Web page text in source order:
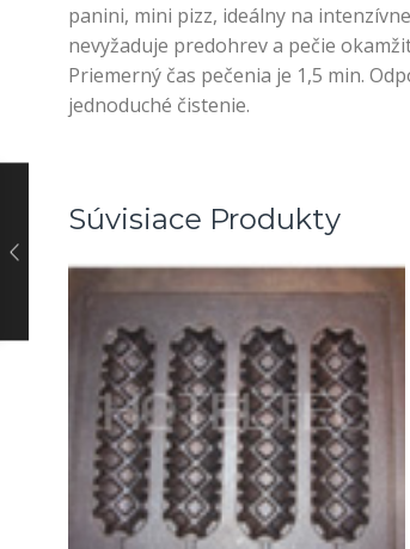
panini, mini pizz, ideálny na
nevyžaduje predohrev a pečie
Priemerný čas pečenia je 1,5 min.
jednoduché čistenie.
Súvisiace Produkty